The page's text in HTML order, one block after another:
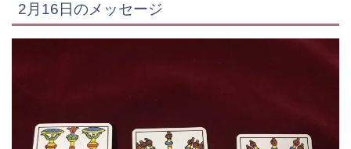
2月16日のメッセージ